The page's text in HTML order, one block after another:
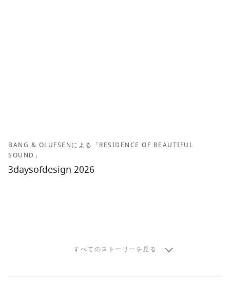
BANG & OLUFSENによる「RESIDENCE OF BEAUTIFUL
SOUND」
3daysofdesign 2026
すべてのストーリーを見る